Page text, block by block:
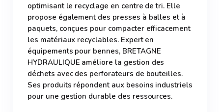
optimisant le recyclage en centre de tri. Elle
propose également des presses à balles et à
paquets, conçues pour compacter efficacement
les matériaux recyclables. Expert en
équipements pour bennes, BRETAGNE
HYDRAULIQUE améliore la gestion des
déchets avec des perforateurs de bouteilles.
Ses produits répondent aux besoins industriels
pour une gestion durable des ressources.